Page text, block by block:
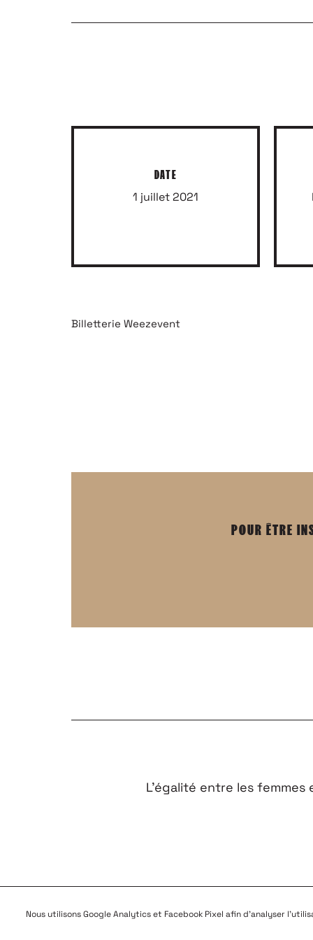
DATE
1 juillet 2021
Billetterie Weezevent
POUR ÊTRE
L’égalité entre les
Nous utilisons Google Analytics et Facebook Pixel afin d'analyser